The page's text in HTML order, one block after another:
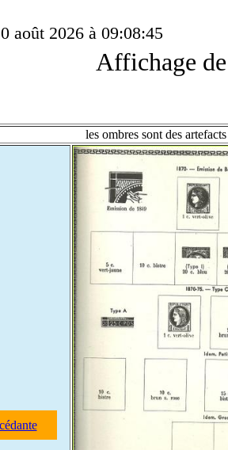
août 2026 à 09:08:45
Affichage
les ombres sont des